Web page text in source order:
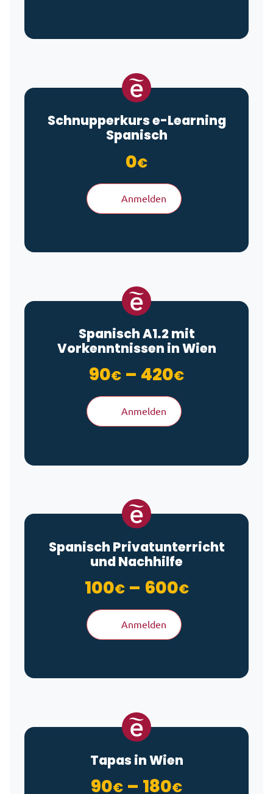
Schnupperkurse-Learning
Spanisch
0€
Anmelden
Spanisch A1.2 mit
Vorkenntnissen in Wien
90€ – 420€
Anmelden
Spanisch Privatunterricht
und Nachhilfe
100€ – 600€
Anmelden
Tapas in Wien
90€ – 180€